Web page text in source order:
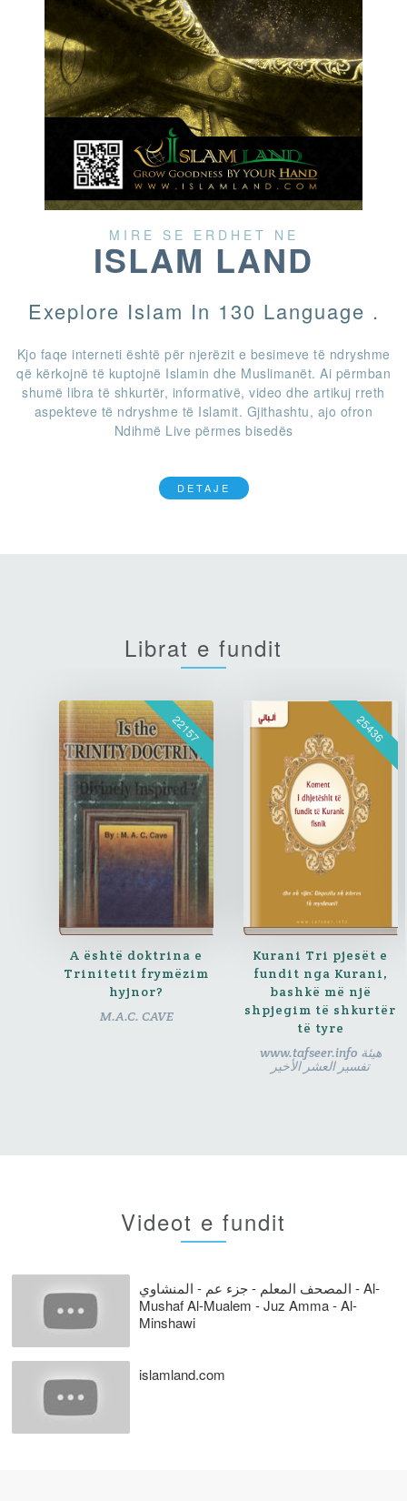
MIRE SE ERDHET NE
ISLAM LAND
Exeplore Islam In 130 Language .
Kjo faqe interneti është për njerëzit e besimeve të ndryshme
që kërkojnë të kuptojnë Islamin dhe Muslimanët. Ai përmban
shumë libra të shkurtër, informativë, video dhe artikuj rreth
aspekteve të ndryshme të Islamit. Gjithashtu, ajo ofron
Ndihmë Live përmes bisedës
DETAJE
Librat e fundit
22157
A është doktrina e
Trinitetit frymëzim
hyjnor?
M.A.C. CAVE
25436
Kurani Tri pjesët e
fundit nga Kurani,
bashkë më një
shpjegim të shkurtër
të tyre
www.tafseer.info هيئة
تفسير العشر الأخير
Videot e fundit
المصحف المعلم - جزء عم - المنشاوي - Al-
Mushaf Al-Mualem - Juz Amma - Al-
Minshawi
islamland.com